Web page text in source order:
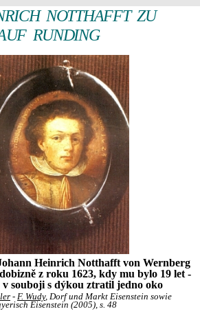
NOTTHAFFT ZU
RUNDING
Heinrich Notthafft von Wernberg
z roku 1623, kdy mu bylo 19 let -
v souboji s dýkou ztratil jedno oko
- F. Wudy, Dorf und Markt Eisenstein sowie
Eisenstein (2005), s. 48